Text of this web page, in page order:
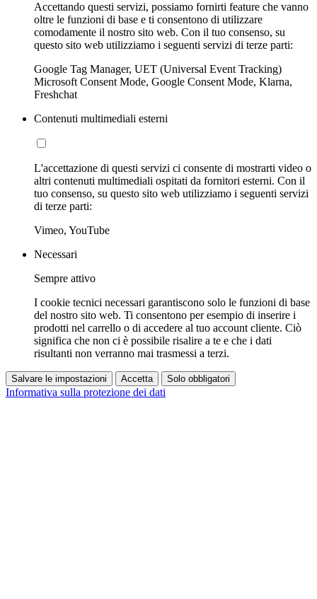
Accettando questi servizi, possiamo fornirti feature che vanno
oltre le funzioni di base e ti consentono di utilizzare
comodamente il nostro sito web. Con il tuo consenso, su
questo sito web utilizziamo i seguenti servizi di terze parti:
Google Tag Manager, UET (Universal Event Tracking)
Microsoft Consent Mode, Google Consent Mode, Klarna,
Freshchat
Contenuti multimediali esterni
L'accettazione di questi servizi ci consente di mostrarti video o
altri contenuti multimediali ospitati da fornitori esterni. Con il
tuo consenso, su questo sito web utilizziamo i seguenti servizi
di terze parti:
Vimeo, YouTube
Necessari
Sempre attivo
I cookie tecnici necessari garantiscono solo le funzioni di base
del nostro sito web. Ti consentono per esempio di inserire i
prodotti nel carrello o di accedere al tuo account cliente. Ciò
significa che non ci è possibile risalire a te e che i dati
risultanti non verranno mai trasmessi a terzi.
Salvare le impostazioni Accetta Solo obbligatori
Informativa sulla protezione dei dati